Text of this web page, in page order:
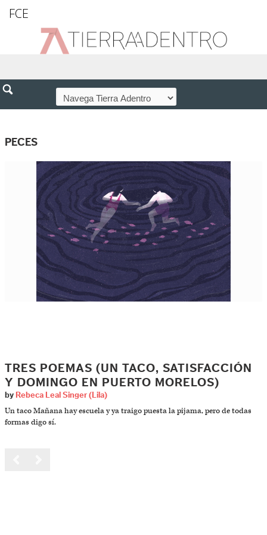
FCE
PECES
TRES POEMAS (UN TACO, SATISFACCIÓN
Y DOMINGO EN PUERTO MORELOS)
by Rebeca Leal Singer (Lila)
Un taco Mañana hay escuela y ya traigo puesta la pijama, pero de todas
formas digo sí.